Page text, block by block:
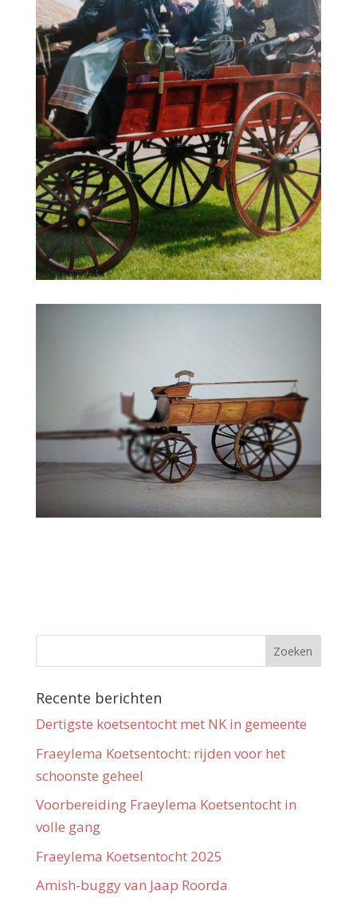
Recente berichten
Dertigste koetsentocht met NK in gemeente
Fraeylema Koetsentocht: rijden voor het
schoonste geheel
Voorbereiding Fraeylema Koetsentocht in
volle gang
Fraeylema Koetsentocht 2025
Amish-buggy van Jaap Roorda